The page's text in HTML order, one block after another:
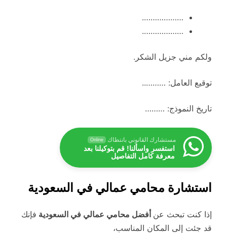
……………….
……………….
ولكم مني جزيل الشكر.
توقيع العامل: ………..
تاريخ النموذج: ………
مستشارك القانوني بانتظاك Online
استفسر واسألنا! قم بتوكيلنا بعد
معرفة كامل التفاصيل
استشارة محامي عمالي في السعودية
إذا كنت تبحث عن أفضل محامي عمالي في السعودية فإنك
قد جئت إلى المكان المناسب،